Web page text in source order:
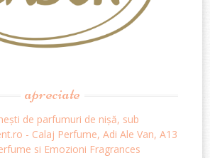
apreciate
de parfumuri de nișă, sub
- Calaj Perfume, Adi Ale Van, A13
si Emozioni Fragrances